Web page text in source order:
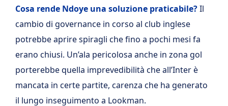
Cosa rende Ndoye una soluzione praticabile?Il
cambio di governance in corso al club inglese
potrebbe aprire spiragli che fino a pochi mesi fa
erano chiusi. Un’ala pericolosa anche in zona gol
porterebbe quella imprevedibilità che all’Inter è
mancata in certe partite, carenza che ha generato
il lungo inseguimento a Lookman.